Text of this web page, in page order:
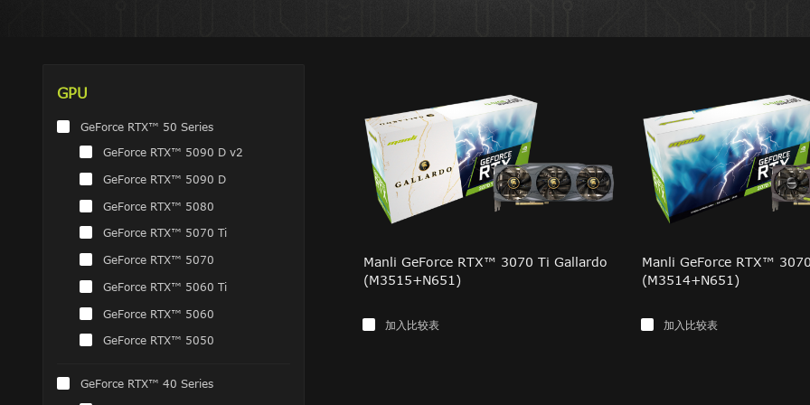
GPU
GeForce RTX™ 50 Series
GeForce RTX™ 5090 D v2
GeForce RTX™ 5090 D
GeForce RTX™ 5080
GeForce RTX™ 5070 Ti
GeForce RTX™ 5070
GeForce RTX™ 5060 Ti
GeForce RTX™ 5060
GeForce RTX™ 5050
GeForce RTX™ 40 Series
Manli GeForce RTX™ 3070 Ti Gallardo
(M3515+N651)
加入比较表
Manli GeForce RTX™
(M3514+N651)
加入比较表